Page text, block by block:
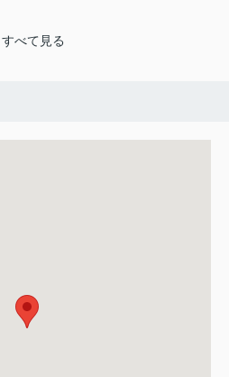
すべて見る